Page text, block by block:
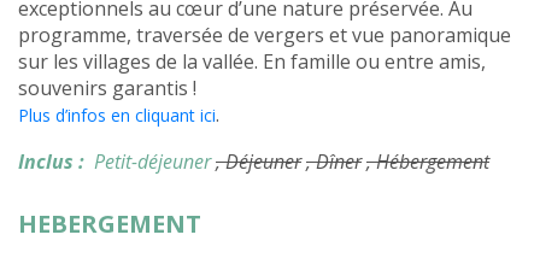
exceptionnels au cœur d’une nature préservée. Au
programme, traversée de vergers et vue panoramique
sur les villages de la vallée. En famille ou entre amis,
souvenirs garantis !
Plus d’infos en cliquant ici.
Inclus : Petit-déjeuner, Déjeuner, Dîner, Hébergement
HEBERGEMENT